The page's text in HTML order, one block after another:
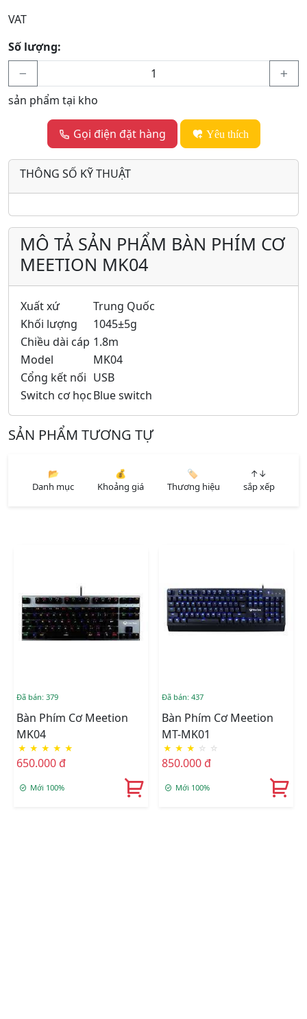
VAT
Số lượng:
sản phẩm tại kho
Gọi điện đặt hàng Yêu thích
THÔNG SỐ KỸ THUẬT
MÔ TẢ SẢN PHẨM BÀN PHÍM CƠ
MEETION MK04
Xuất xứ
Trung Quốc
Khối lượng
1045±5g
Chiều dài cáp 1.8m
Model
MK04
Cổng kết nối USB
Switch cơ họcBlue switch
SẢN PHẨM TƯƠNG TỰ
📂
Danh mục
💰
Khoảng giá
🏷️
Thương hiệu
↑↓
sắp xếp
Đã bán: 379
Bàn Phím Cơ Meetion
MK04
★ ★ ★ ★ ★
650.000 đ
Mới 100%
Đã bán: 437
Bàn Phím Cơ Meetion
MT-MK01
★ ★ ★ ☆ ☆
850.000 đ
Mới 100%